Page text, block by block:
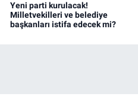
Yeni parti kurulacak!
Milletvekilleri ve belediye
başkanları istifa edecek mi?